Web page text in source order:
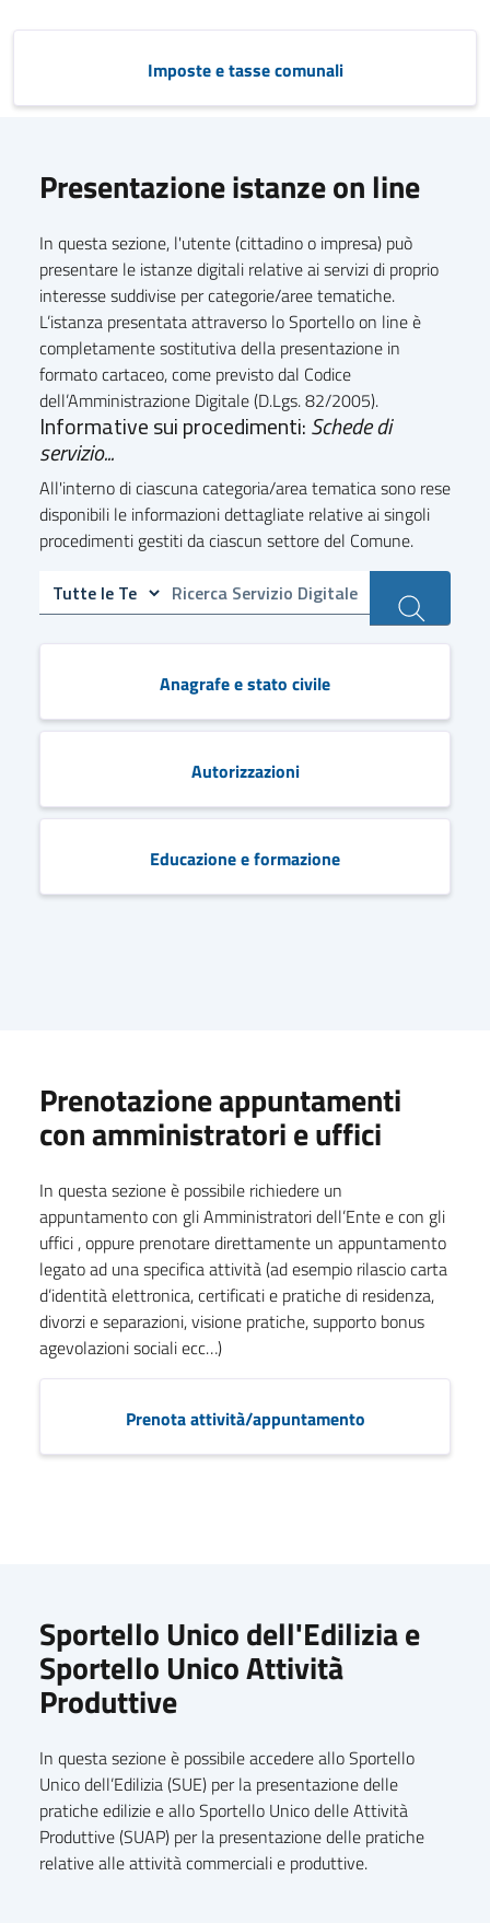
Imposte e tasse comunali
Presentazione istanze on line
In questa sezione, l'utente (cittadino o impresa) può
presentare le istanze digitali relative ai servizi di proprio
interesse suddivise per categorie/aree tematiche.
L’istanza presentata attraverso lo Sportello on line è
completamente sostitutiva della presentazione in
formato cartaceo, come previsto dal Codice
dell’Amministrazione Digitale (D.Lgs. 82/2005).
Informative sui procedimenti:Schede di
servizio...
All'interno di ciascuna categoria/area tematica sono rese
disponibili le informazioni dettagliate relative ai singoli
procedimenti gestiti da ciascun settore del Comune.
Anagrafe e stato civile
Autorizzazioni
Educazione e formazione
Prenotazione appuntamenti
con amministratori e uffici
In questa sezione è possibile richiedere un
appuntamento con gli Amministratori dell’Ente e con gli
uffici , oppure prenotare direttamente un appuntamento
legato ad una specifica attività (ad esempio rilascio carta
d’identità elettronica, certificati e pratiche di residenza,
divorzi e separazioni, visione pratiche, supporto bonus
agevolazioni sociali ecc…)
Prenota attività/appuntamento
Sportello Unico dell'Edilizia e
Sportello Unico Attività
Produttive
In questa sezione è possibile accedere allo Sportello
Unico dell’Edilizia (SUE) per la presentazione delle
pratiche edilizie e allo Sportello Unico delle Attività
Produttive (SUAP) per la presentazione delle pratiche
relative alle attività commerciali e produttive.